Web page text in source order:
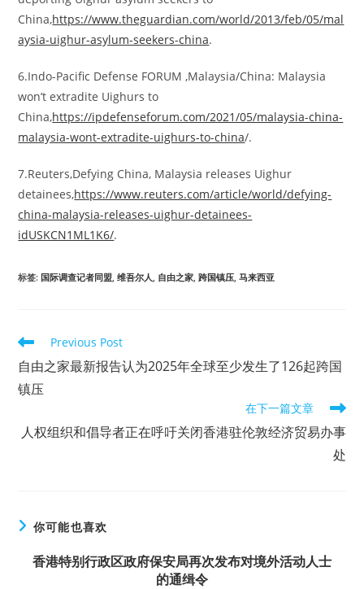
China,https://www.theguardian.com/world/2013/feb/05/mal
aysia-uighur-asylum-seekers-china.
6.Indo-Pacific Defense FORUM ,Malaysia/China: Malaysia
won’t extradite Uighurs to
China,https://ipdefenseforum.com/2021/05/malaysia-china-
malaysia-wont-extradite-uighurs-to-china/.
7.Reuters,Defying China, Malaysia releases Uighur
detainees,https://www.reuters.com/article/world/defying-
china-malaysia-releases-uighur-detainees-
idUSKCN1ML1K6/.
标签: 国际调查记者同盟 维吾尔人 自由之家 跨国镇压 马来西亚
Read
more
articles
Previous Post
自由之家最新报告认为2025年全球至少发生了126起跨国
镇压
在下一篇文章
人权组织和倡导者正在呼吁关闭香港驻伦敦经济贸易办事
处
你可能也喜欢
香港特别行政区政府保安局再次发布对境外活动人士
的通缉令